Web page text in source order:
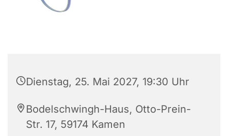
Dienstag, 25. Mai 2027, 19:30 Uhr
Bodelschwingh-Haus, Otto-Prein-
Str. 17, 59174 Kamen